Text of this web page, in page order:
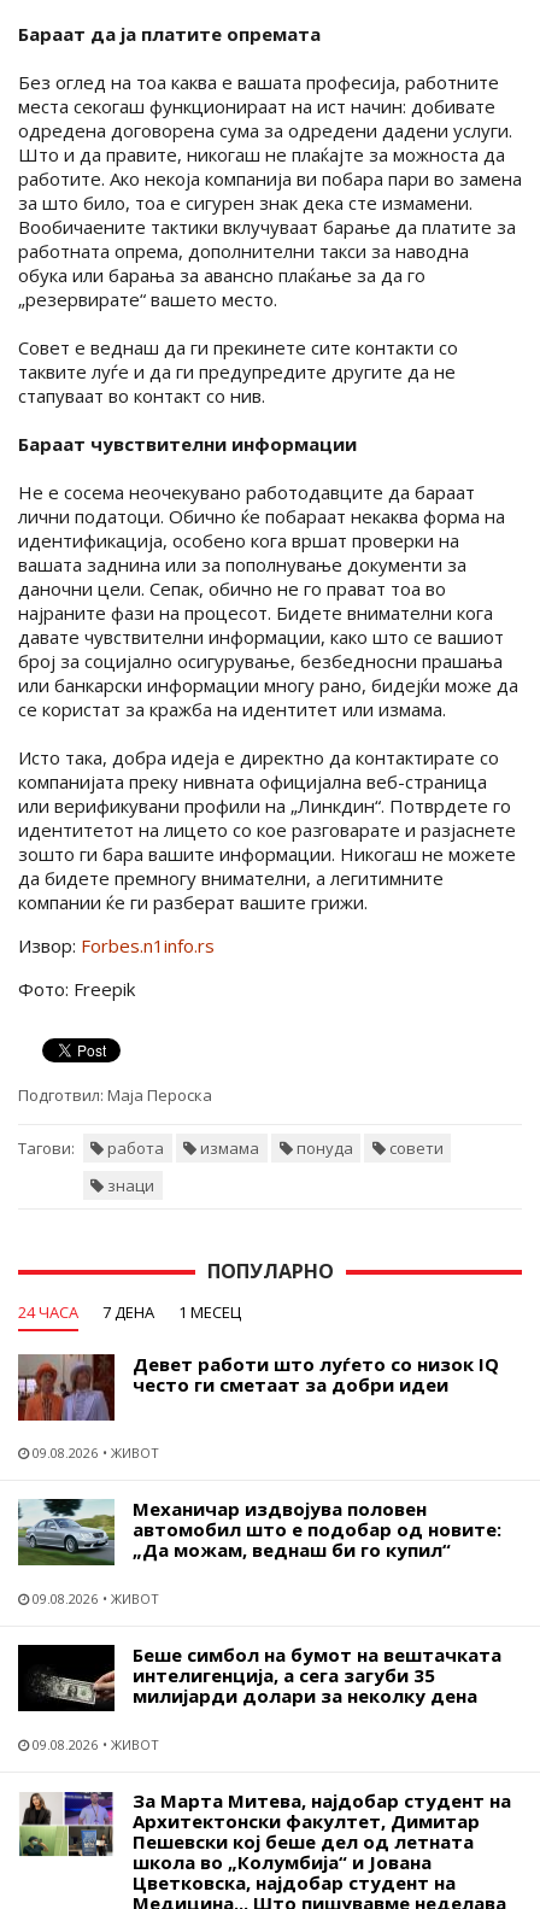
Бараат да ја платите опремата
Без оглед на тоа каква е вашата професија, работните
места секогаш функционираат на ист начин: добивате
одредена договорена сума за одредени дадени услуги.
Што и да правите, никогаш не плаќајте за можноста да
работите. Ако некоја компанија ви побара пари во замена
за што било, тоа е сигурен знак дека сте измамени.
Вообичаените тактики вклучуваат барање да платите за
работната опрема, дополнителни такси за наводна
обука или барања за авансно плаќање за да го
„резервирате“ вашето место.
Совет е веднаш да ги прекинете сите контакти со
таквите луѓе и да ги предупредите другите да не
стапуваат во контакт со нив.
Бараат чувствителни информации
Не е сосема неочекувано работодавците да бараат
лични податоци. Обично ќе побараат некаква форма на
идентификација, особено кога вршат проверки на
вашата заднина или за пополнување документи за
даночни цели. Сепак, обично не го прават тоа во
најраните фази на процесот. Бидете внимателни кога
давате чувствителни информации, како што се вашиот
број за социјално осигурување, безбедносни прашања
или банкарски информации многу рано, бидејќи може да
се користат за кражба на идентитет или измама.
Исто така, добра идеја е директно да контактирате со
компанијата преку нивната официјална веб-страница
или верификувани профили на „Линкдин“. Потврдете го
идентитетот на лицето со кое разговарате и разјаснете
зошто ги бара вашите информации. Никогаш не можете
да бидете премногу внимателни, а легитимните
компании ќе ги разберат вашите грижи.
Извор: Forbes.n1info.rs
Фото: Freepik
Подготвил: Маја Пероска
Тагови: работа измама понуда
совети
знаци
ПОПУЛАРНО
24 ЧАСА 7 ДЕНА 1 МЕСЕЦ
Девет работи што луѓето со низок IQ
често ги сметаат за добри идеи
09.08.2026 ЖИВОТ
Механичар издвојува половен
автомобил што е подобар од новите:
„Да можам, веднаш би го купил“
09.08.2026 ЖИВОТ
Беше симбол на бумот на вештачката
интелигенција, а сега загуби 35
милијарди долари за неколку дена
09.08.2026 ЖИВОТ
За Марта Митева, најдобар студент на
Архитектонски факултет, Димитар
Пешевски кој беше дел од летната
школа во „Колумбија“ и Јована
Цветковска, најдобар студент на
Медицина... Што пишувавме неделава